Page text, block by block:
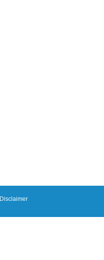
Disclaimer